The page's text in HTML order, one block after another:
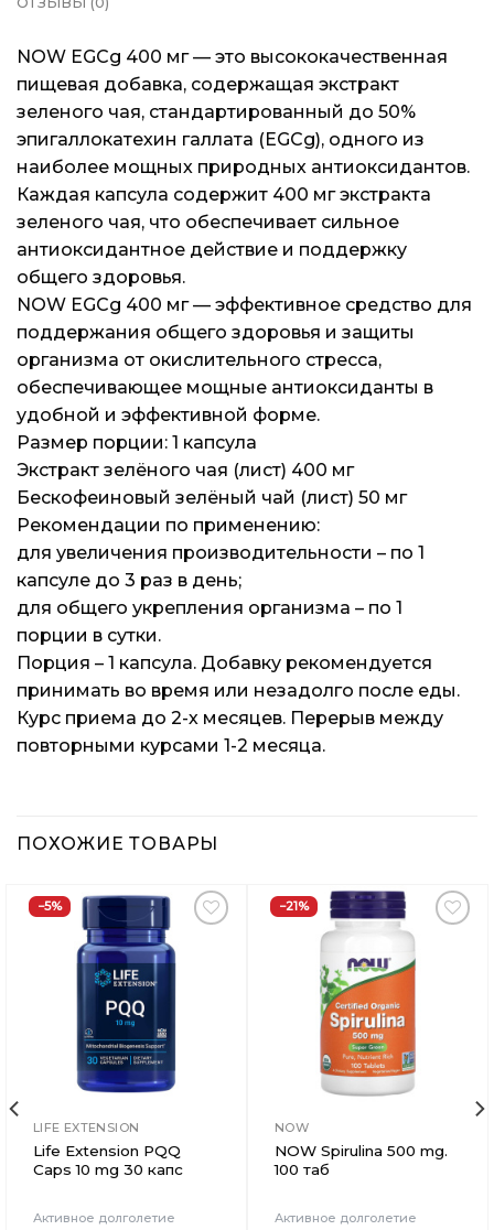
NOW EGCg 400 мг — это высококачественная
пищевая добавка, содержащая экстракт
зеленого чая, стандартированный до 50%
эпигаллокатехин галлата (EGCg), одного из
наиболее мощных природных антиоксидантов.
Каждая капсула содержит 400 мг экстракта
зеленого чая, что обеспечивает сильное
антиоксидантное действие и поддержку
общего здоровья.
NOW EGCg 400 мг — эффективное средство для
поддержания общего здоровья и защиты
организма от окислительного стресса,
обеспечивающее мощные антиоксиданты в
удобной и эффективной форме.
Размер порции: 1 капсула
Экстракт зелёного чая (лист) 400 мг
Бескофеиновый зелёный чай (лист) 50 мг
Рекомендации по применению:
для увеличения производительности – по 1
капсуле до 3 раз в день;
для общего укрепления организма – по 1
порции в сутки.
Порция – 1 капсула. Добавку рекомендуется
принимать во время или незадолго после еды.
Курс приема до 2-х месяцев. Перерыв между
повторными курсами 1-2 месяца.
ПОХОЖИЕ ТОВАРЫ
−5%
Добавить
LIFE EXTENSION
Life Extension PQQ
Caps 10 mg 30 капс
Активное долголетие
−21%
Добавить
NOW
NOW Spirulina 500 mg.
100 таб
Активное долголетие
Доставка и оплата
Доставка и оплата
Доставка и оплата